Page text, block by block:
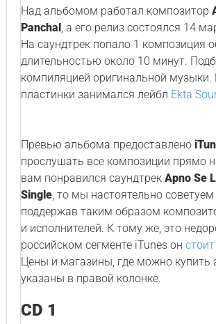
Над альбомом работал композитор
Panchal, а его релиз состоялся 14
На саундтрек попало 1 композиция
длительностью около 10 минут.
компиляцией оригинальной
пластинки занимался лейбл Ekta
Превью альбома предоставлено
прослушать все композиции прямо
вам понравился саундтрек Apno Se
Single, то мы настоятельно советуем
поддержав таким образом
и исполнителей. К тому же, это
российском сегменте iTunes он
Цены и магазины, где можно купить
указаны в правой колонке.
CD 1